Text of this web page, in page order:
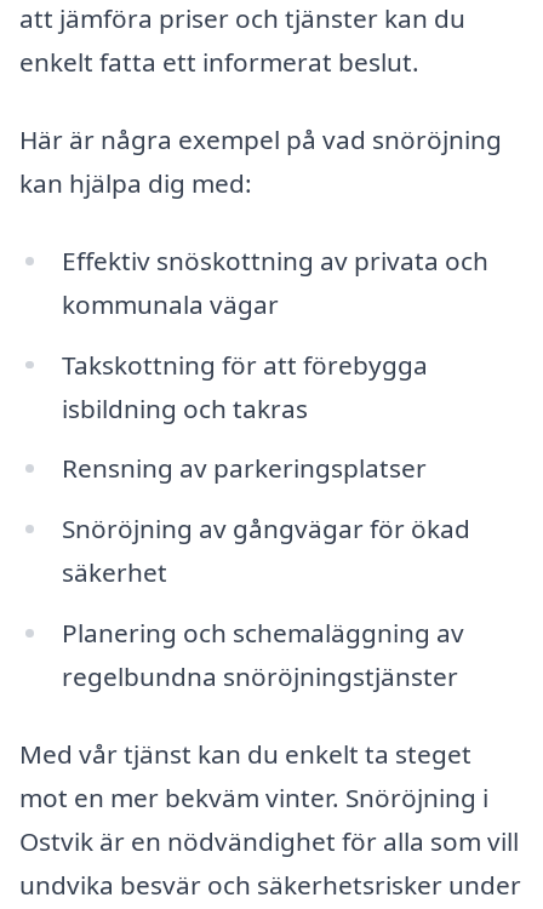
att jämföra priser och tjänster kan du
enkelt fatta ett informerat beslut.
Här är några exempel på vad snöröjning
kan hjälpa dig med:
Effektiv snöskottning av privata och
kommunala vägar
Takskottning för att förebygga
isbildning och takras
Rensning av parkeringsplatser
Snöröjning av gångvägar för ökad
säkerhet
Planering och schemaläggning av
regelbundna snöröjningstjänster
Med vår tjänst kan du enkelt ta steget
mot en mer bekväm vinter. Snöröjning i
Ostvik är en nödvändighet för alla som vill
undvika besvär och säkerhetsrisker under